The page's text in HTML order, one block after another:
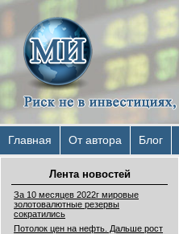
Главная От автора Блог
Лента новостей
За 10 месяцев 2022г мировые
золотовалютные резервы
сократились
Потолок цен на нефть. Дальше рост